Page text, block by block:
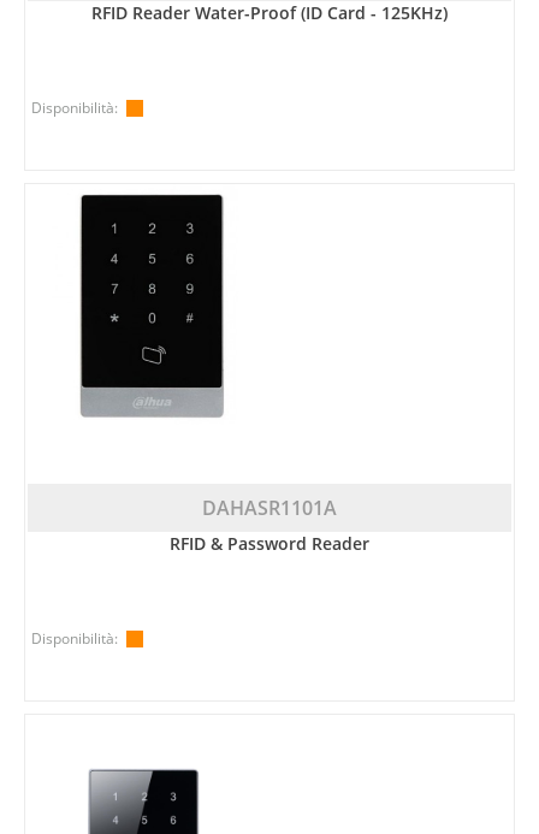
RFID Reader Water-Proof (ID Card - 125KHz)
Disponibilità:
DAHASR1101A
RFID & Password Reader
Disponibilità: